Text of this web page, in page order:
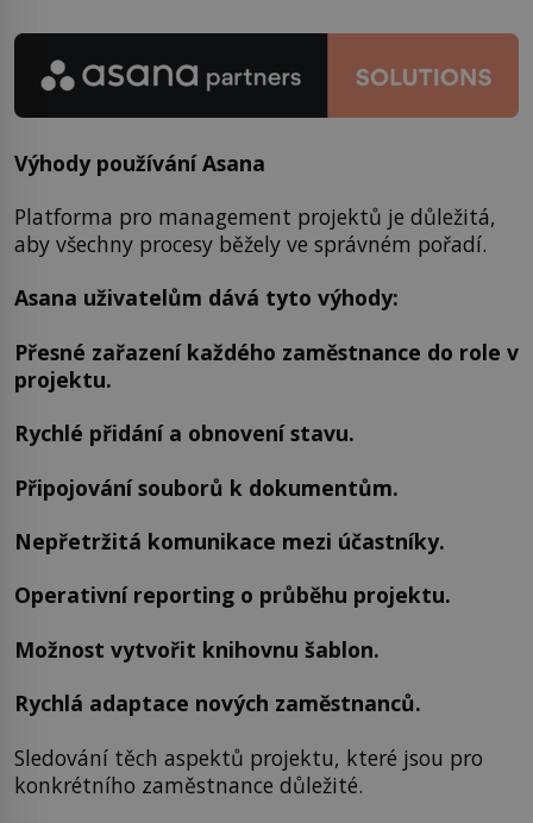
Výhody používání Asana
Platforma pro management projektů je důležitá,
aby všechny procesy běžely ve správném pořadí.
Asana uživatelům dává tyto výhody:
Přesné zařazení každého zaměstnance do role v
projektu.
Rychlé přidání a obnovení stavu.
Připojování souborů k dokumentům.
Nepřetržitá komunikace mezi účastníky.
Operativní reporting o průběhu projektu.
Možnost vytvořit knihovnu šablon.
Rychlá adaptace nových zaměstnanců.
Sledování těch aspektů projektu, které jsou pro
konkrétního zaměstnance důležité.